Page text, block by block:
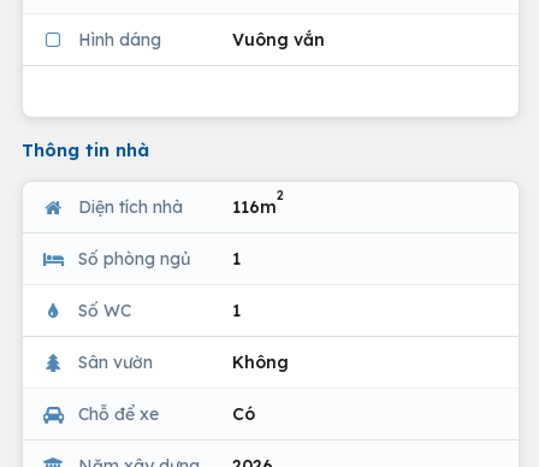
Hình dáng Vuông vắn
Thông tin nhà
Diện tích nhà 116m
2
Số phòng ngủ 1
Số WC 1
Sân vườn Không
Chỗ để xe Có